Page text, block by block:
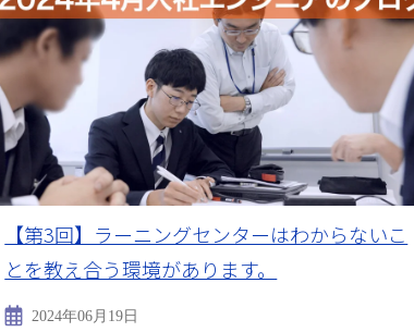
【第3回】ラーニングセンターはわからないこ
とを教え合う環境があります。
2024年06月19日